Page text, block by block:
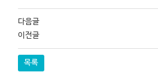
다음글
이전글
목록